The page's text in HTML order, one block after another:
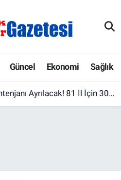
Güncel Ekonomi Sağlık
81 İl İçin 30 Bin Kişilik Yeni İstihdam Desteği
Haritası